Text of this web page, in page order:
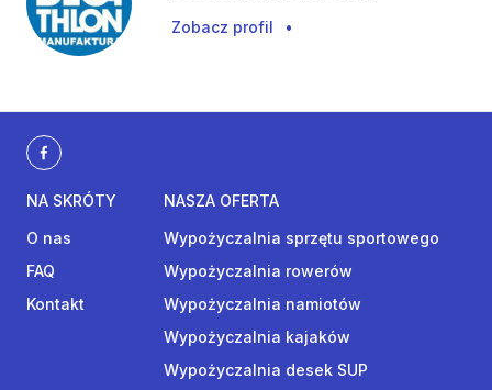
Zobacz profil •
NA SKRÓTY
O nas
FAQ
Kontakt
NASZA OFERTA
Wypożyczalnia sprzętu sportowego
Wypożyczalnia rowerów
Wypożyczalnia namiotów
Wypożyczalnia kajaków
Wypożyczalnia desek SUP